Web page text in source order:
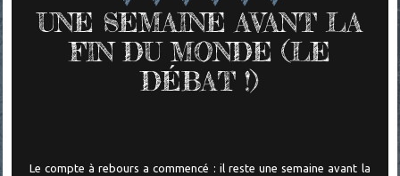
UNE SEMAINE AVANT LA
FIN DU MONDE (LE
DÉBAT !)
Le compte à rebours a commencé : il reste une semaine avant la